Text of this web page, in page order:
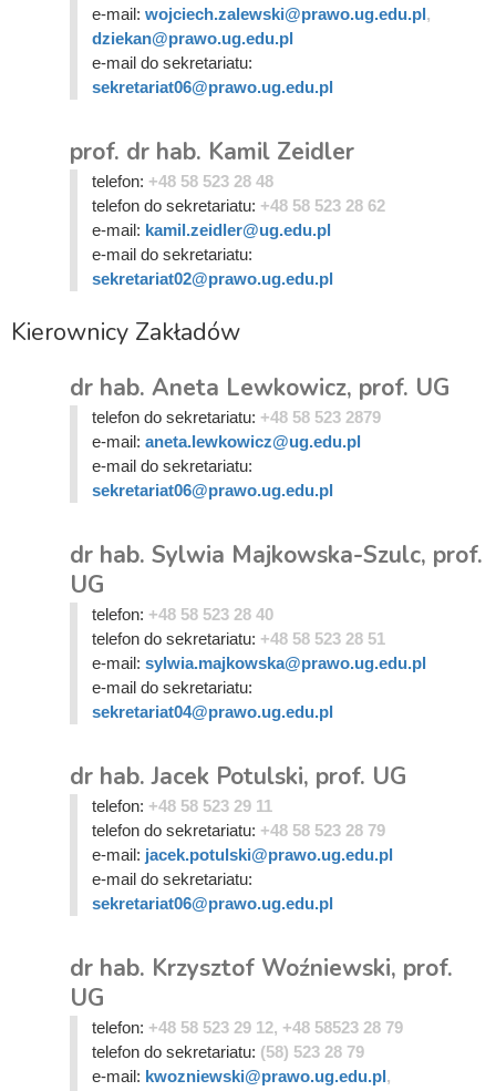
e-mail: wojciech.zalewski@prawo.ug.edu.pl,
dziekan@prawo.ug.edu.pl
e-mail do sekretariatu:
sekretariat06@prawo.ug.edu.pl
prof. dr hab. Kamil Zeidler
telefon: +48 58 523 28 48
telefon do sekretariatu: +48 58 523 28 62
e-mail: kamil.zeidler@ug.edu.pl
e-mail do sekretariatu:
sekretariat02@prawo.ug.edu.pl
Kierownicy Zakładów
dr hab. Aneta Lewkowicz, prof. UG
telefon do sekretariatu: +48 58 523 2879
e-mail: aneta.lewkowicz@ug.edu.pl
e-mail do sekretariatu:
sekretariat06@prawo.ug.edu.pl
dr hab. Sylwia Majkowska-Szulc, prof.
UG
telefon: +48 58 523 28 40
telefon do sekretariatu: +48 58 523 28 51
e-mail: sylwia.majkowska@prawo.ug.edu.pl
e-mail do sekretariatu:
sekretariat04@prawo.ug.edu.pl
dr hab. Jacek Potulski, prof. UG
telefon: +48 58 523 29 11
telefon do sekretariatu: +48 58 523 28 79
e-mail: jacek.potulski@prawo.ug.edu.pl
e-mail do sekretariatu:
sekretariat06@prawo.ug.edu.pl
dr hab. Krzysztof Woźniewski, prof.
UG
telefon: +48 58 523 29 12, +48 58523 28 79
telefon do sekretariatu: (58) 523 28 79
e-mail: kwozniewski@prawo.ug.edu.pl,